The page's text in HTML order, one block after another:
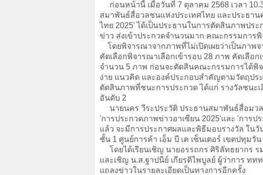
ก่อนหน้านี้ เมื่อวันที่ 7 ตุลาคม 2568 เวลา
สมาพันธ์สื่อวลชนแห่งประเทศไทย และประธา
ไทย 2025'ได้เป็นประธานในการตัดสินภาพปร
ข่าว ส่งเข้าประกวดจำนวนมาก คณะกรรมการ
โดยพิจารณาจากภาพที่ไม่เปิดเผยว่าเป็นภาพ
คัดเลือกพิจารณาเลือกเข้ารอบ 28 ภาพ คัดเลือ
จำนวน 5 ภาพ ก่อนจะตัดสินคณะกรรมการได้พิ
ง่าย แนวคิด และองค์ประกอบสำคัญตามวัตถุป
ตัดสินภาพที่ชนะการประกวด ได้แก่ รางวัลชนะ
อันดับ 2
นายนคร วีระประวัติ ประธานสมาพันธ์สื่อมวล
'การประกวดภาพข่าวอาเซียน 2025'และ 'การป
แล้ว จะมีการประกาศผลและพิธีมอบรางวัล ในวั
ชั้น 1 ศูนย์การค้า เอ็ม บี เค เซ็นเตอร์ เขตปทุมวัน
โดยได้เรียนเชิญ นายอรรถกร ศิริลัทธยากร ร
และเชิญ น.ส.ฐาปนีย์ เกียรติไพบูลย์ ผู้ว่าการ ท
แถลงข่าวในรายละเอียดเป็นทางการอีกครั้ง